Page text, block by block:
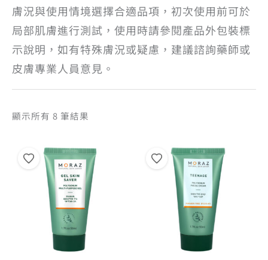
膚況與使用情境選擇合適品項，初次使用前可於
局部肌膚進行測試，使用時請參閱產品外包裝標
示說明，如有特殊膚況或疑慮，建議諮詢藥師或
皮膚專業人員意見。
顯示所有 8 筆結果
排
序